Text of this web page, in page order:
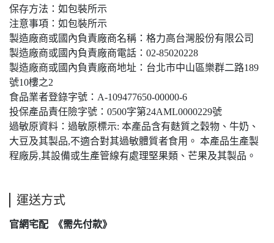
保存方法：如包裝所示
注意事項：如包裝所示
製造廠商或國內負責廠商名稱：格力高台灣股份有限公司
製造廠商或國內負責廠商電話：02-85020228
製造廠商或國內負責廠商地址：台北市中山區樂群二路189
號10樓之2
食品業者登錄字號：A-109477650-00000-6
投保產品責任險字號：0500字第24AML0000229號
過敏原資料：過敏原標示: 本產品含有麩質之穀物、牛奶、
大豆及其製品,不適合對其過敏體質者食用。 本產品生產製
程廠房,其設備或生產管線有處理堅果類、芒果及其製品。
運送方式
官網宅配 《需先付款》